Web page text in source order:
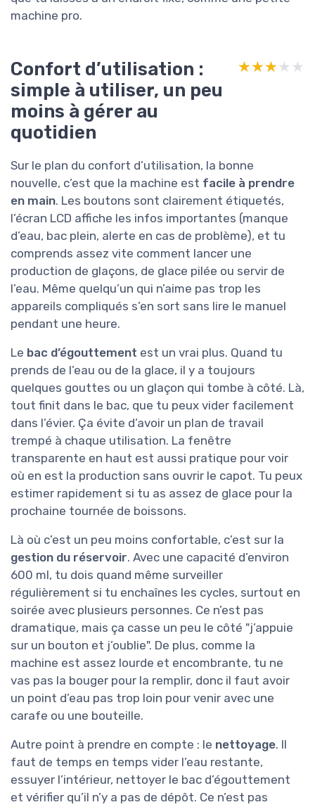
machine pro.
Confort d’utilisation :
simple à utiliser, un peu
moins à gérer au
quotidien
★★★★★
★★★★★
Sur le plan du confort d’utilisation, la bonne
nouvelle, c’est que la machine est facile à prendre
en main. Les boutons sont clairement étiquetés,
l’écran LCD affiche les infos importantes (manque
d’eau, bac plein, alerte en cas de problème), et tu
comprends assez vite comment lancer une
production de glaçons, de glace pilée ou servir de
l’eau. Même quelqu’un qui n’aime pas trop les
appareils compliqués s’en sort sans lire le manuel
pendant une heure.
Le bac d’égouttement est un vrai plus. Quand tu
prends de l’eau ou de la glace, il y a toujours
quelques gouttes ou un glaçon qui tombe à côté. Là,
tout finit dans le bac, que tu peux vider facilement
dans l’évier. Ça évite d’avoir un plan de travail
trempé à chaque utilisation. La fenêtre
transparente en haut est aussi pratique pour voir
où en est la production sans ouvrir le capot. Tu peux
estimer rapidement si tu as assez de glace pour la
prochaine tournée de boissons.
Là où c’est un peu moins confortable, c’est sur la
gestion du réservoir. Avec une capacité d’environ
600 ml, tu dois quand même surveiller
régulièrement si tu enchaînes les cycles, surtout en
soirée avec plusieurs personnes. Ce n’est pas
dramatique, mais ça casse un peu le côté "j’appuie
sur un bouton et j’oublie". De plus, comme la
machine est assez lourde et encombrante, tu ne
vas pas la bouger pour la remplir, donc il faut avoir
un point d’eau pas trop loin pour venir avec une
carafe ou une bouteille.
Autre point à prendre en compte : le nettoyage. Il
faut de temps en temps vider l’eau restante,
essuyer l’intérieur, nettoyer le bac d’égouttement
et vérifier qu’il n’y a pas de dépôt. Ce n’est pas